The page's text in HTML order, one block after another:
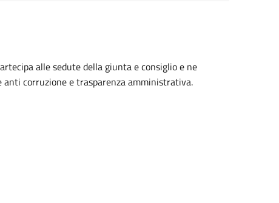
alle sedute della giunta e consiglio e ne
corruzione e trasparenza amministrativa.